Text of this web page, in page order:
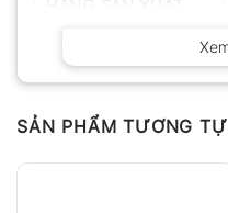
SẢN PHẨM TƯƠNG TỰ